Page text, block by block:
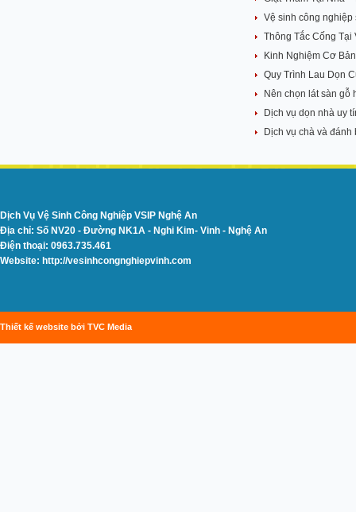
Vệ sinh công
Thông Tắc Cống
Kinh Nghiệm Cơ
Quy Trình Lau Dọn
Nên chọn lát sàn gỗ
Dịch vụ dọn nhà uy
Dịch vụ chà và
Dịch Vụ Vệ Sinh Công Nghiệp VSIP Nghệ An
Địa chỉ: Số NV20 - Đường NK1A - Nghi Kim- Vinh - Nghệ An
Điện thoại: 0963.735.461
Website: http://vesinhcongnghiepvinh.com
Thiết kế website bởi TVC Media